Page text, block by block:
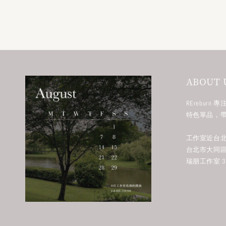
ABOUT
REreburn 專
特色單品，
工作室近台
台北市大同
瑞朋工作室